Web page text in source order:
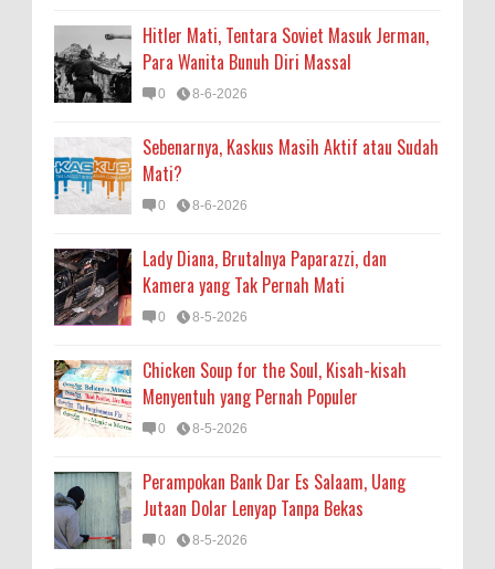
Hitler Mati, Tentara Soviet Masuk Jerman,
Para Wanita Bunuh Diri Massal
0 8-6-2026
Sebenarnya, Kaskus Masih Aktif atau Sudah
Mati?
0 8-6-2026
Lady Diana, Brutalnya Paparazzi, dan
Kamera yang Tak Pernah Mati
0 8-5-2026
Chicken Soup for the Soul, Kisah-kisah
Menyentuh yang Pernah Populer
0 8-5-2026
Perampokan Bank Dar Es Salaam, Uang
Jutaan Dolar Lenyap Tanpa Bekas
0 8-5-2026